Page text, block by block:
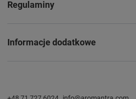
Regulaminy
Informacje dodatkowe